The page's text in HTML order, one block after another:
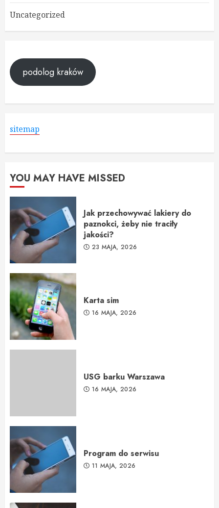
Uncategorized
podolog kraków
sitemap
YOU MAY HAVE MISSED
Jak przechowywać lakiery do
paznokci, żeby nie traciły
jakości?
23 MAJA, 2026
Karta sim
16 MAJA, 2026
USG barku Warszawa
16 MAJA, 2026
Program do serwisu
11 MAJA, 2026